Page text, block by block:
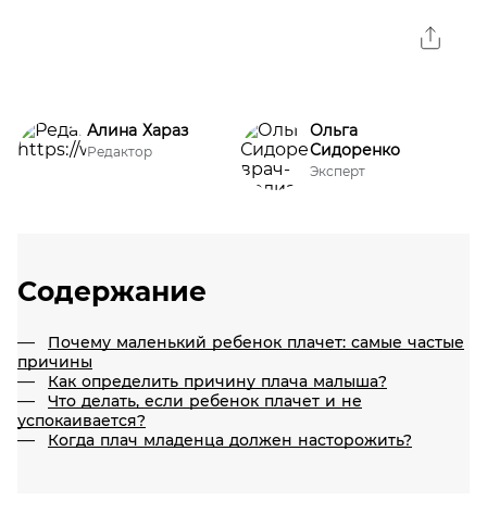
Алина Хараз
Редактор
Ольга
Сидоренко
Эксперт
Содержание
Почему маленький ребенок плачет: самые частые
причины
Как определить причину плача малыша?
Что делать, если ребенок плачет и не
успокаивается?
Когда плач младенца должен насторожить?